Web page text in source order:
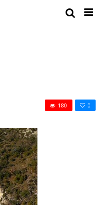
0
180